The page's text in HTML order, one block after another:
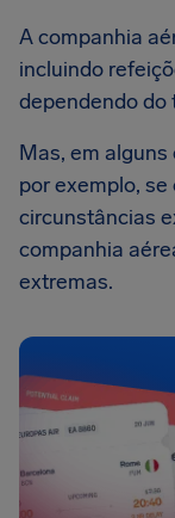
A companhia
incluindo
dependendo do
Mas, em
por exemplo,
circunstâncias
companhia
extremas.